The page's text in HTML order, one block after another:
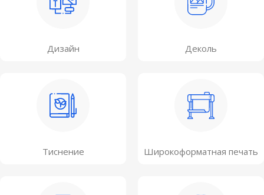
Дизайн Деколь
Тиснение Широкоформатная печать